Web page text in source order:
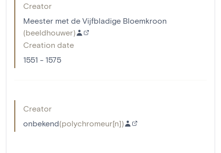
Creator
Meester met de Vijfbladige Bloemkroon
(beeldhouwer)
Creation date
1551 - 1575
Creator
onbekend(polychromeur[n])